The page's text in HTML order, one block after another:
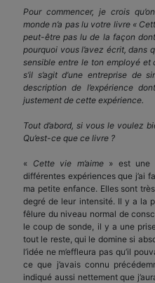
Pour commencer, je crois
monde n’a pas lu votre livre «
peut-être pas lu de la façon
pourquoi vous l’avez écrit, dans
sensible entre le ton employé et
s’il s’agit d’une entreprise de
description de l’expérience
justement de cette expérience.
Tout d’abord, si vous le voulez
Qu’est-ce que ce livre ?
« Cette vie m’aime» est une
différentes expériences que j’ai
ma petite enfance. Elles sont
degré de leur intensité. Il y a la
fêlure du niveau normal de
le coup de sonde, il y a une
tout le reste, qui le domine si
l’idée ne m’effleura pas qu’il
ce que j’avais connu
indiqué aussi nettement que